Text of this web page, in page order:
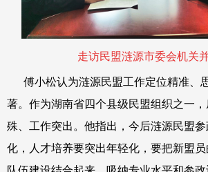
走访民盟涟源市委会机关
傅小松认为涟源民盟工作定位精准、
著。作为湖南省四个县级民盟组织之一
殊、工作突出。他指出，今后涟源民盟
化，人才培养要突出年轻化，要把新盟